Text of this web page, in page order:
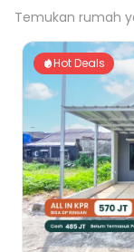
Temukan rumah
Hot Deals